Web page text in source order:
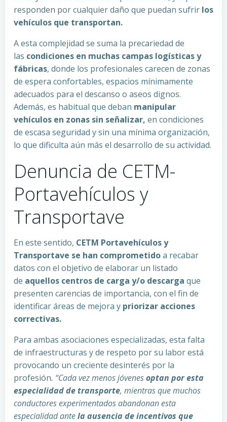
responden por cualquier daño que puedan sufrir los
vehículos que transportan.
A esta complejidad se suma la precariedad de
las condiciones en muchas campas logísticas y
fábricas, donde los profesionales carecen de zonas
de espera confortables, espacios mínimamente
adecuados para el descanso o aseos dignos.
Además, es habitual que deban manipular
vehículos en zonas sin señalizar, en condiciones
de escasa seguridad y sin una mínima organización,
lo que dificulta aún más el desarrollo de su actividad.
Denuncia de CETM-
Portavehículos y
Transportave
En este sentido, CETM Portavehículos y
Transportave se han comprometidoa recabar
datos con el objetivo de elaborar un listado
de aquellos centros de carga y/o descarga que
presenten carencias de importancia, con el fin de
identificar áreas de mejora y priorizar acciones
correctivas.
Para ambas asociaciones especializadas, esta falta
de infraestructuras y de respeto por su labor está
provocando un creciente desinterés por la
profesión. “Cada vez menos jóvenesoptan por esta
especialidad de transporte, mientras que muchos
conductores experimentados abandonan esta
especialidad antela ausencia de incentivos que